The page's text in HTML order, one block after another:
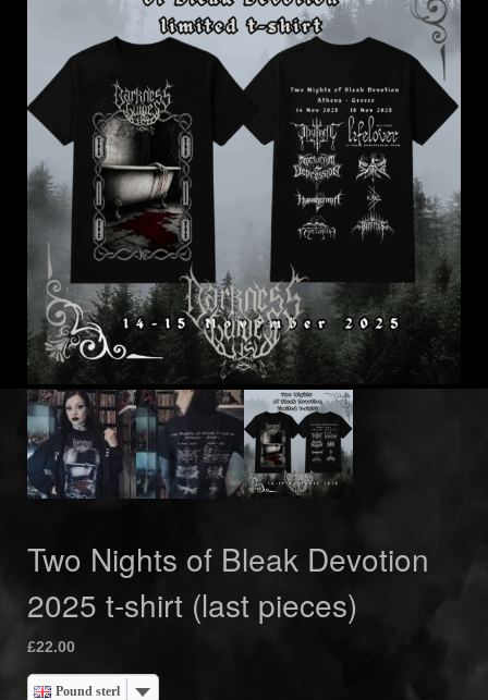
Two Nights of Bleak Devotion
2025 t-shirt (last pieces)
£22.00
Pound sterling